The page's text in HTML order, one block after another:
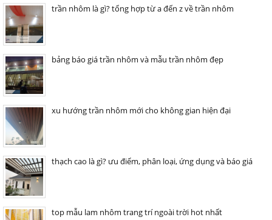
trần nhôm là gì? tổng hợp từ a đến z về trần nhôm
bảng báo giá trần nhôm và mẫu trần nhôm đẹp
xu hướng trần nhôm mới cho không gian hiện đại
thạch cao là gì? ưu điểm, phân loại, ứng dụng và báo giá
top mẫu lam nhôm trang trí ngoài trời hot nhất